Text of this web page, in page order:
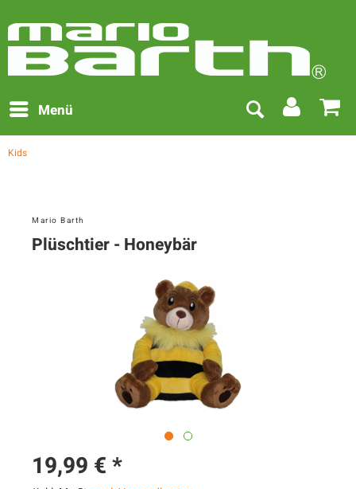
Menü
Kids
Mario Barth
Plüschtier - Honeybär
19,99 € *